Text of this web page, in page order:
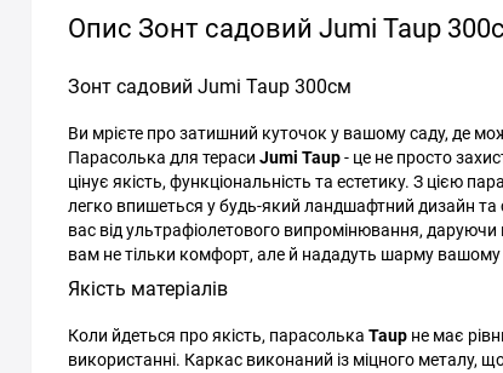
Опис Зонт садовий Jumi Taup
Зонт садовий Jumi Taup 300см
Ви мрієте про затишний куточок у вашому саду, де
Парасолька для тераси Jumi Taup- це не просто
цінує якість, функціональність та естетику. З цією
легко впишеться у будь-який ландшафтний дизайн
вас від ультрафіолетового випромінювання, даруючи
вам не тільки комфорт, але й нададуть шарму вашому
Якість матеріалів
Коли йдеться про якість, парасолька Taup не має
використанні. Каркас виконаний із міцного металу,